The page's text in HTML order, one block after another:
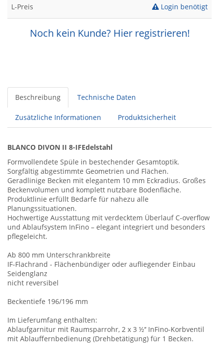
L-Preis Login benötigt
Noch kein Kunde? Hier registrieren!
Beschreibung Technische Daten
Zusätzliche Informationen Produktsicherheit
BLANCO DIVON II 8-IFEdelstahl
Formvollendete Spüle in bestechender Gesamtoptik.
Sorgfältig abgestimmte Geometrien und Flächen.
Geradlinige Becken mit elegantem 10 mm Eckradius. Großes
Beckenvolumen und komplett nutzbare Bodenfläche.
Produktlinie erfüllt Bedarfe für nahezu alle
Planungssituationen.
Hochwertige Ausstattung mit verdecktem Überlauf C-overflow
und Ablaufsystem InFino – elegant integriert und besonders
pflegeleicht.
Ab 800 mm Unterschrankbreite
IF-Flachrand - Flächenbündiger oder aufliegender Einbau
Seidenglanz
nicht reversibel
Beckentiefe 196/196 mm
Im Lieferumfang enthalten:
Ablaufgarnitur mit Raumsparrohr, 2 x 3 ½‘‘ InFino-Korbventil
mit Ablauffernbedienung (Drehbetätigung) für 1 Becken.